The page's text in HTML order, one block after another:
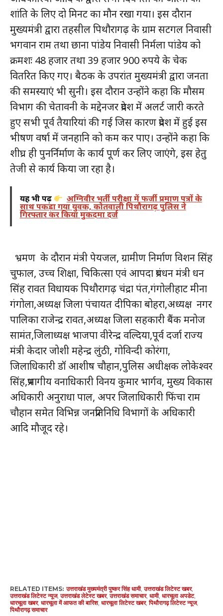
शांति के लिए दो मिनट का मौन रखा गया। इस दौरान
मुख्यमंत्री द्वारा तहसील पिथौरागढ़ के ग्राम सटगल निवासी
भगवान राम तथा छाना पांडेय निवासी निर्मला पांडेय को
क्रमशः 48 हजार तथा 39 हजार 900 रुपये के चेक
वितरित किए गए। बैठक के उपरांत मुख्यमंत्री द्वारा जनता
की समस्याएं भी सुनी। इस दौरान उन्होंने कहा कि मौसम
विभाग की चेतावनी के मद्देनजर प्रदेश में अलर्ट जारी करते
हुए सभी पूर्व तैयारियां की गई जिस कारण प्रदेश में हुई इस
भीषण वर्षा में जनहानि को कम कर पाए। उन्होंने कहा कि
शीघ्र ही पुनर्निर्माण के कार्य पूर्ण कर लिए जाएंगे, इस हेतु
तेजी से कार्य किया जा रहा है।
यह भी पढ़ें अग्निवीर भर्ती परीक्षा में फर्जी प्रमाण पत्रों के
साथ पकड़ा गया युवक, कोतवाली पिथौरागढ़ पुलिस ने
गिरफ्तार कर किया मुकदमा दर्ज
भ्रमण के दौरान मंत्री पेयजल, ग्रामीण निर्माण विशन सिंह
चुफाल, उच्च शिक्षा, चिकित्सा एवं आपदा प्रबंधन मंत्री धन
सिंह रावत विधायक पिथौरागढ़ चंद्रा पंत,गंगोलीहाट मीना
गंगोला,अध्यक्ष जिला पंचायत दीपिका बोहरा,अध्यक्ष नगर
पालिका राजेन्द्र रावत,अध्यक्ष जिला सहकारी बैंक मनोज
सामंत,जिलाध्यक्ष भाजपा वीरेन्द्र वल्दिया,पूर्व दर्जा राज्य
मंत्री केदार जोशी महेन्द्र लुंठी, गोविन्दी कोरंगा,
जिलाधिकारी डॉ आशीष चौहान,पुलिस अधीक्षक लोकेश्वर
सिंह,प्रभागीय वनाधिकारी विनय कुमार भार्गव, मुख्य विकास
अधिकारी अनुराधा पाल, अपर जिलाधिकारी फिंचा राम
चौहान समेत विभिन्न जनप्रतिनिधि विभागों के अधिकारी
आदि मौजूद रहे।
RELATED ITEMS: उत्तराखंड मुख्यमंत्री पुष्कर सिंह धामी,उत्तराखंड लिटेस्ट खबर,
उत्तराखंड लिटेस्ट न्यूज,उत्तराखंड लेटेस्ट खबर,उत्तराखंड समाचार, धामी, धारचूला अपडेट,
धारचूला खबर, धारचूला में आफत की बारिश, धारचूला लिटेस्ट खबर,पिथौरागढ़ लिटेस्ट न्यूज,
पिथौरागढ़ समाचार